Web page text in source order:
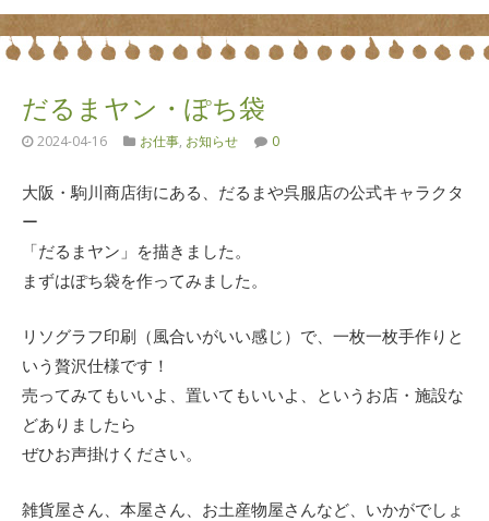
だるまヤン・ぽち袋
2024-04-16 お仕事, お知らせ 0
大阪・駒川商店街にある、だるまや呉服店の公式キャラクタ
ー
「だるまヤン」を描きました。
まずはぽち袋を作ってみました。
リソグラフ印刷（風合いがいい感じ）で、一枚一枚手作りと
いう贅沢仕様です！
売ってみてもいいよ、置いてもいいよ、というお店・施設な
どありましたら
ぜひお声掛けください。
雑貨屋さん、本屋さん、お土産物屋さんなど、いかがでしょ